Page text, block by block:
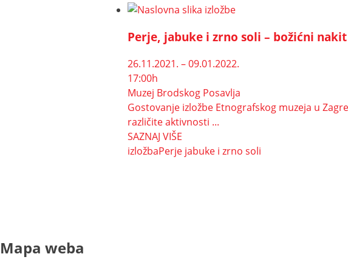
Perje, jabuke i zrno soli – božićni
26.11.2021. – 09.01.2022.
17:00h
Muzej Brodskog Posavlja
Gostovanje izložbe Etnografskog muzeja u
različite aktivnosti ...
SAZNAJ VIŠE
izložbaPerje jabuke i zrno soli
Mapa weba